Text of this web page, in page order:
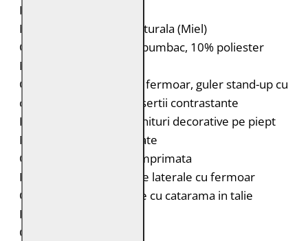
Brand: Gipsy
Material: 100% piele naturala (Miel)
Captuseala: Corp: 90% bumbac, 10% poliester
Maneci: 100% poliester
Geaca de piele biker cu fermoar, guler stand-up cu
catarama reglabila si insertii contrastante
Patch-uri in stil racer si nituri decorative pe piept
Nituri decorative pe spate
Captuseala interioara imprimata
Doua buzunare verticale laterale cu fermoar
Curele laterale reglabile cu catarama in talie
Fermoar la maneci
Croiala: Regular Fit